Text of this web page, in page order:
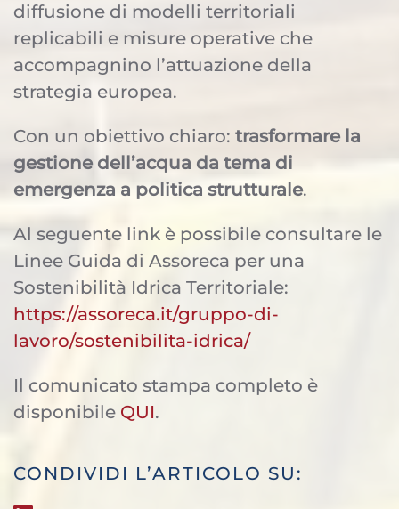
diffusione di modelli territoriali
replicabili e misure operative che
accompagnino l’attuazione della
strategia europea.
Con un obiettivo chiaro: trasformare la
gestione dell’acqua da tema di
emergenza a politica strutturale.
Al seguente link è possibile consultare le
Linee Guida di Assoreca per una
Sostenibilità Idrica Territoriale:
https://assoreca.it/gruppo-di-
lavoro/sostenibilita-idrica/
Il comunicato stampa completo è
disponibile QUI.
CONDIVIDI L’ARTICOLO SU: